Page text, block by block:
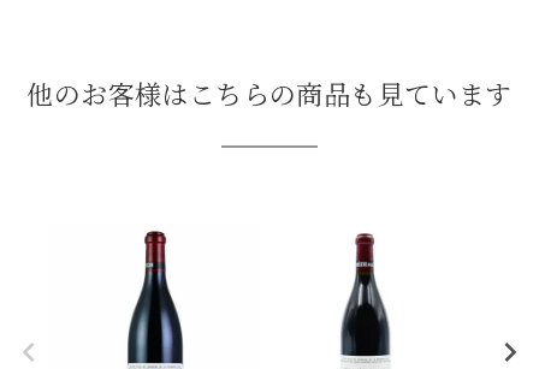
他のお客様はこちらの商品も見ています